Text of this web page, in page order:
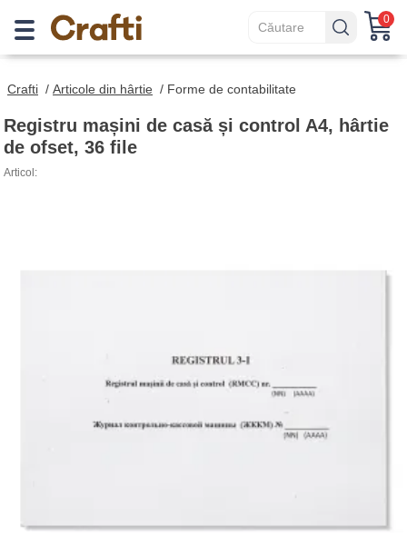
0
Crafti / Articole din hârtie / Forme de contabilitate
Registru mașini de casă și control A4, hârtie
de ofset, 36 file
Articol: